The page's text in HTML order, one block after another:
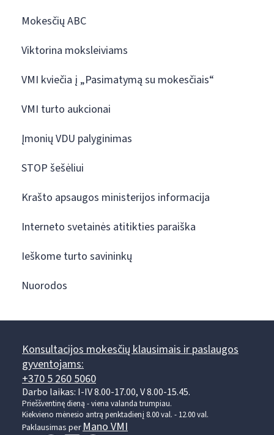
Mokesčių ABC
Viktorina moksleiviams
VMI kviečia į „Pasimatymą su mokesčiais“
VMI turto aukcionai
Įmonių VDU palyginimas
STOP šešėliui
Krašto apsaugos ministerijos informacija
Interneto svetainės atitikties paraiška
Ieškome turto savininkų
Nuorodos
Konsultacijos mokesčių klausimais ir paslaugos
gyventojams:
+370 5 260 5060
Darbo laikas: I-IV 8.00-17.00, V 8.00-15.45.
Prieššventinę dieną - viena valanda trumpiau.
Kiekvieno mėnesio antrą penktadienį 8.00 val. - 12.00 val.
Paklausimas perMano VMI